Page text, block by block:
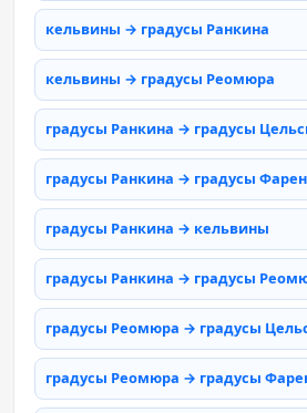
кельвины → градусы Ранкина
кельвины → градусы Реомюра
градусы Ранкина → градусы
градусы Ранкина → градусы
градусы Ранкина → кельвины
градусы Ранкина → градусы
градусы Реомюра → градусы
градусы Реомюра → градусы